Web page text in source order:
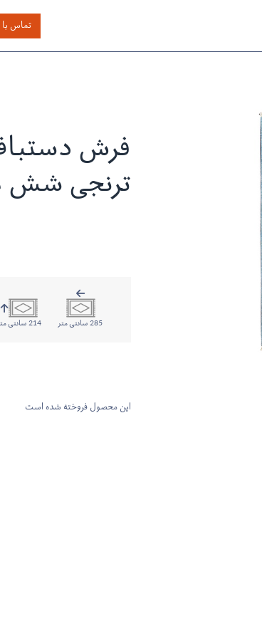
تماس با
فرش
ترنجی شش
285 سانتی متر 214 سانتی متر
این محصول فروخته شده است